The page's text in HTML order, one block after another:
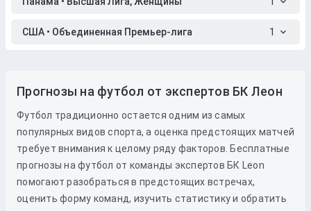
США • Объединенная Премьер-лига 1
Прогнозы на футбол от экспертов БК Леон
Футбол традиционно остается одним из самых
популярных видов спорта, а оценка предстоящих матчей
требует внимания к целому ряду факторов. Бесплатные
прогнозы на футбол от команды экспертов БК Leon
помогают разобраться в предстоящих встречах,
оценить форму команд, изучить статистику и обратить